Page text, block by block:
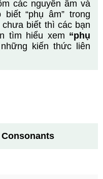
các nguyên âm và
“phụ âm” trong
biết thì các bạn
tìm hiểu xem “phụ
kiến thức liên
Consonants